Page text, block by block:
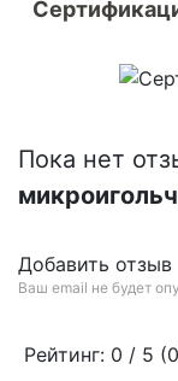
Пока нет
Добавить отзыв
Ваш email не будет
Рейтинг: 0 / 5 (0